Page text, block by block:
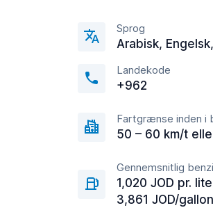
Sprog
Arabisk,
Landekode
+962
Fartgrænse inden i
50 – 60 km/t
Gennemsnitlig
1,020 JOD pr.
3,861 JOD/gallon